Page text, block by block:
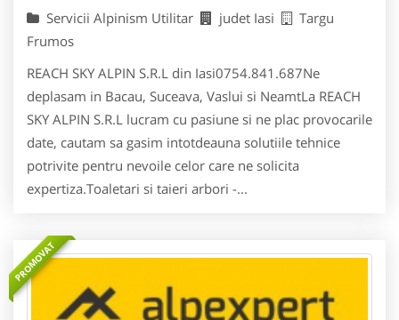
Servicii Alpinism Utilitar judet Iasi
Targu
Frumos
REACH SKY ALPIN S.R.L din Iasi0754.841.687Ne
deplasam in Bacau, Suceava, Vaslui si NeamtLa REACH
SKY ALPIN S.R.L lucram cu pasiune si ne plac provocarile
date, cautam sa gasim intotdeauna solutiile tehnice
potrivite pentru nevoile celor care ne solicita
expertiza.Toaletari si taieri arbori -...
PROMOVAT